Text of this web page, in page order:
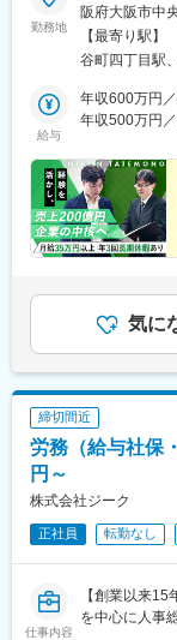
勤務地
阪府大阪市中
谷町線「谷町
町駅」から徒
【最寄り駅】
谷町四丁目駅
給与
年収600万円
年収500万円
気に
締切間近
労務（給与社保
円～
株式会社ジーク
正社員 転勤なし
仕事内容
【創業以来
を中心に人事